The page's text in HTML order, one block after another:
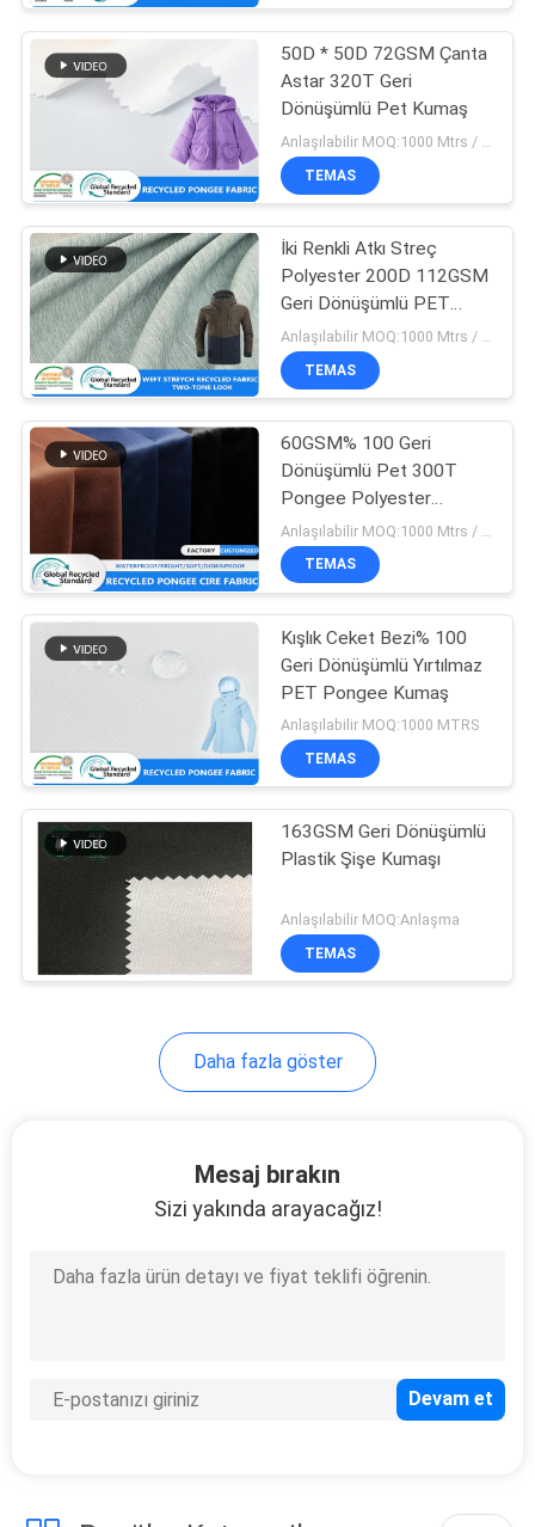
PRIVACY
POLICY
50D * 50D 72GSM Çanta
Astar 320T Geri
Dönüşümlü Pet Kumaş
TEMAS
İki Renkli Atkı Streç
Polyester 200D 112GSM
Geri Dönüşümlü PET
Kumaş
TEMAS
60GSM% 100 Geri
Dönüşümlü Pet 300T
Pongee Polyester
Kumaş
TEMAS
Kışlık Ceket Bezi% 100
Geri Dönüşümlü Yırtılmaz
PET Pongee Kumaş
Anlaşılabilir MOQ:1000 MTRS
TEMAS
163GSM Geri Dönüşümlü
Plastik Şişe Kumaşı
Anlaşılabilir MOQ:Anlaşma
TEMAS
Daha fazla göster
Mesaj bırakın
Sizi yakında arayacağız!